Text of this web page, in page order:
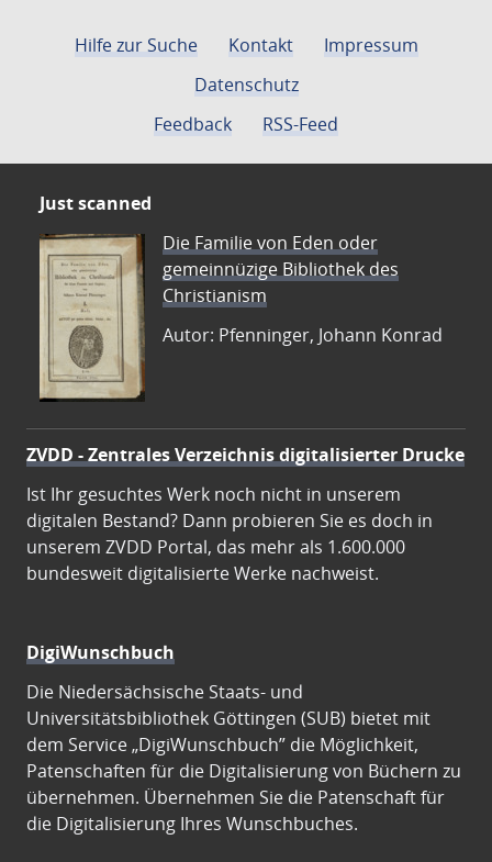
Hilfe zur Suche Kontakt
Impressum
Datenschutz
Feedback
RSS-Feed
Just scanned
Die Familie von Eden oder
gemeinnüzige Bibliothek des
Christianism
Autor: Pfenninger, Johann Konrad
ZVDD - Zentrales Verzeichnis digitalisierter Drucke
Ist Ihr gesuchtes Werk noch nicht in unserem
digitalen Bestand? Dann probieren Sie es doch in
unserem ZVDD Portal, das mehr als 1.600.000
bundesweit digitalisierte Werke nachweist.
DigiWunschbuch
Die Niedersächsische Staats- und
Universitätsbibliothek Göttingen (SUB) bietet mit
dem Service „DigiWunschbuch” die Möglichkeit,
Patenschaften für die Digitalisierung von Büchern zu
übernehmen. Übernehmen Sie die Patenschaft für
die Digitalisierung Ihres Wunschbuches.